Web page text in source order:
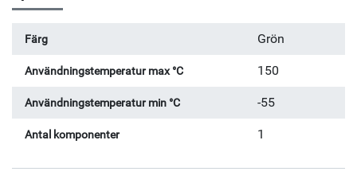
Maximal gängstorlek: M30 ¾"
Färg Grön
Användningstemperatur max °C 150
Användningstemperatur min °C -55
Antal komponenter 1